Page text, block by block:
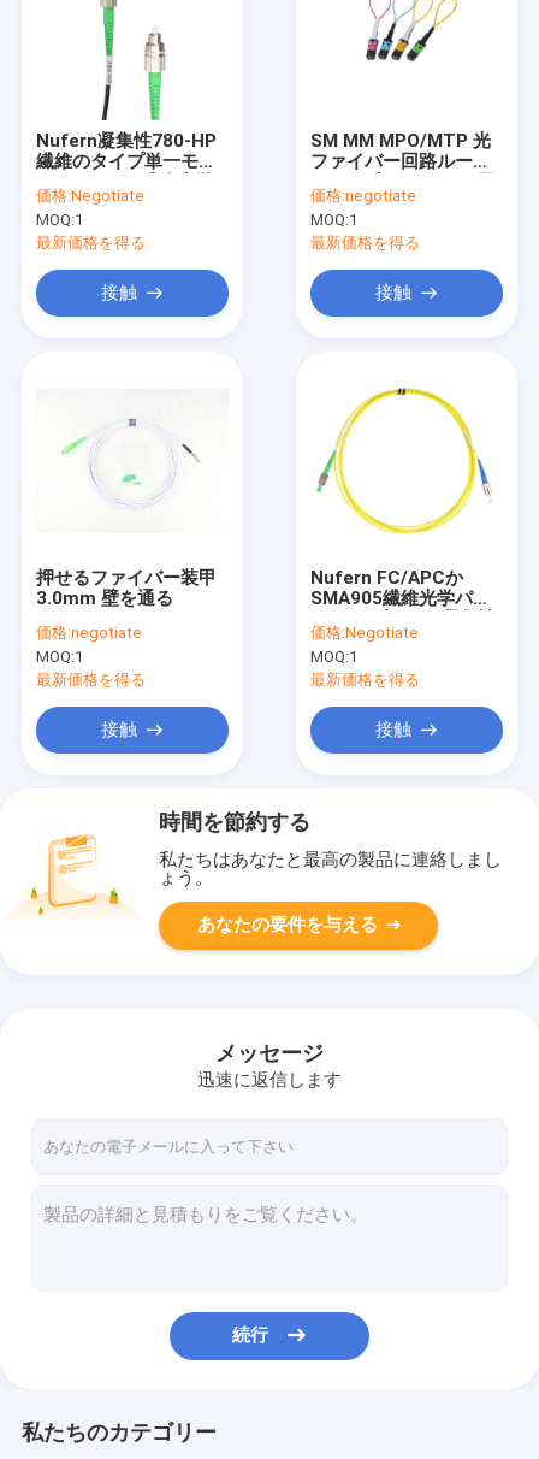
Nufern凝集性780-HP
繊維のタイプ単一モー
パッチ ケーブル
価格:Negotiate
MOQ:1
最新価格を得る
接触
SM MM MPO/MTP 光
ファイバー回路ループ
路
価格:negotiate
MOQ:1
最新価格を得る
接触
押せるファイバー装甲
3.0mm 壁を通る
価格:negotiate
MOQ:1
最新価格を得る
接触
Nufern FC/APCか
SMA905繊維光学パッ
780-HP繊維のタイプ単
一モード雑種FC/PC
価格:Negotiate
MOQ:1
最新価格を得る
接触
時間を節約する
私たちはあなたと最高の製品に連絡しまし
ょう。
あなたの要件を与える
メッセージ
迅速に返信します
続行
私たちのカテゴリー